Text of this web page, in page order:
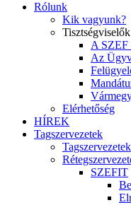
Rólunk
Kik vagyunk?
Tisztségviselők
A SZEF
Az
Elérhetőség
HÍREK
Tagszervezetek
Tagszervezetek
SZEFIT